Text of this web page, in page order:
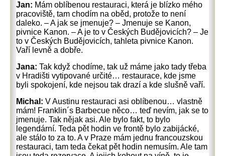
Jan: Mám oblíbenou restauraci, která je blízko mého
pracoviště, tam chodím na oběd, protože to není
daleko. – A jak se jmenuje? – Jmenuje se Kanon,
pivnice Kanon. – A je to v Českých Budějovicích? – Je
to v Českých Budějovicích, tahleta pivnice Kanon.
Vaří levně a dobře.
Jana:Tak když chodíme, tak už máme jako tady třeba
v Hradišti vytipované určité… restaurace, kde jsme
byli spokojení, kde nejsou tak drazí a kde slušně vaří.
Michal:V Austinu restauraci asi oblíbenou… vlastně
mám! Franklin´s Barbecue něco… teď nevím, jak se to
jmenuje. Tak nějak asi. Ale bylo fakt, to bylo
legendární. Teda pět hodin ve frontě bylo zabijácké,
ale stálo to za to. A v Praze mám jednu francouzskou
restauraci, tam teda čekat pět hodin nemusím. Ale tam